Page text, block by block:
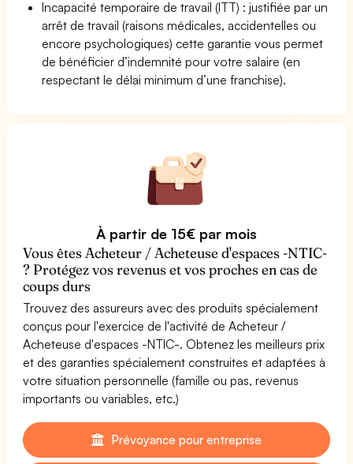
Incapacité temporaire de travail (ITT) : justifiée par un
arrêt de travail (raisons médicales, accidentelles ou
encore psychologiques) cette garantie vous permet
de bénéficier d’indemnité pour votre salaire (en
respectant le délai minimum d’une franchise).
À partir de 15€ par mois
Vous êtes Acheteur / Acheteuse d'espaces -NTIC-
? Protégez vos revenus et vos proches en cas de
coups durs
Trouvez des assureurs avec des produits spécialement
conçus pour l'exercice de l'activité de Acheteur /
Acheteuse d'espaces -NTIC-. Obtenez les meilleurs prix
et des garanties spécialement construites et adaptées à
votre situation personnelle (famille ou pas, revenus
importants ou variables, etc.)
Prévoyance pour entreprise